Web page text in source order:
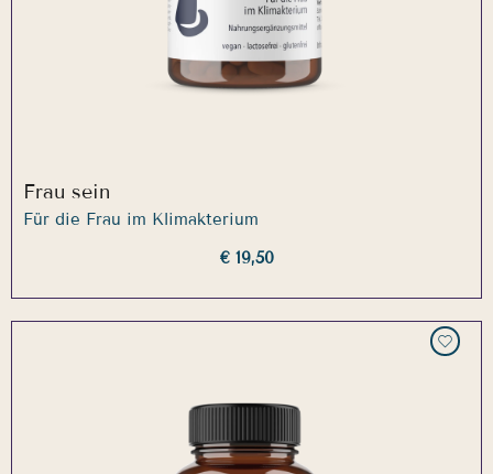
Frau sein
Für die Frau im Klimakterium
€ 19,50